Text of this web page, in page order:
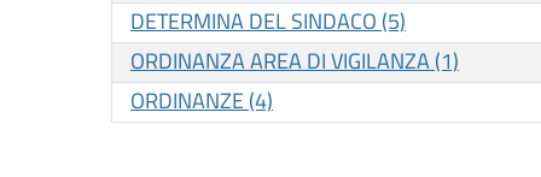
DETERMINA DEL SINDACO (5)
ORDINANZA AREA DI VIGILANZA (1)
ORDINANZE (4)